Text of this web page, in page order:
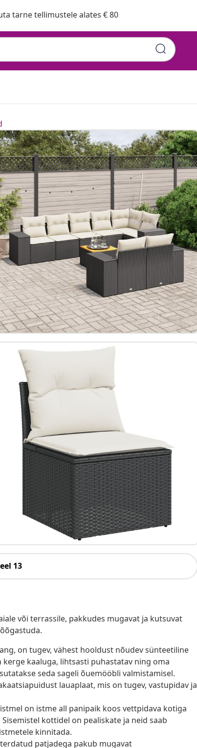
tarne tellimustele alates € 80
13
või terrassile, pakkudes mugavat ja kutsuvat
on tugev, vähest hooldust nõudev sünteetiline
kaaluga, lihtsasti puhastatav ning oma
seda sageli õuemööbli valmistamisel.
lauaplaat, mis on tugev, vastupidav ja
on istme all panipaik koos vettpidava kotiga
kottidel on pealiskate ja neid saab
kinnitada.
patjadega pakub mugavat